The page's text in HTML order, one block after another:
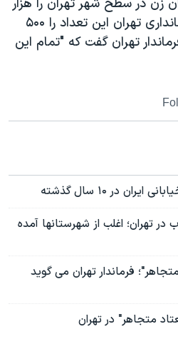
زن در سطح شهر تهران را هزار
نفر اعلام کرده بود اما فرمانداری تهران این تعداد را ۵۰۰
تهران گفت که "تمام این
تهران؛ اغلب از شهرستانها آمده
فرماندار تهران می گوید
متجاهر" در تهران